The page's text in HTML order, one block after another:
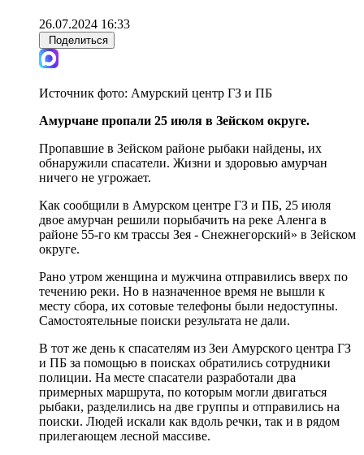
26.07.2024 16:33
Поделиться
Источник фото: Амурский центр ГЗ и ПБ
Амурчане пропали 25 июля в Зейском округе.
Пропавшие в Зейском районе рыбаки найдены, их
обнаружили спасатели. Жизни и здоровью амурчан
ничего не угрожает.
Как сообщили в Амурском центре ГЗ и ПБ, 25 июля
двое амурчан решили порыбачить на реке Аленга в
районе 55-го км трассы Зея - Снежнегорский» в Зейском
округе.
Рано утром женщина и мужчина отправились вверх по
течению реки. Но в назначенное время не вышли к
месту сбора, их сотовые телефоны были недоступны.
Самостоятельные поиски результата не дали.
В тот же день к спасателям из Зеи Амурского центра ГЗ
и ПБ за помощью в поисках обратились сотрудники
полиции. На месте спасатели разработали два
примерных маршрута, по которым могли двигаться
рыбаки, разделились на две группы и отправились на
поиски. Людей искали как вдоль речки, так и в рядом
прилегающем лесной массиве.